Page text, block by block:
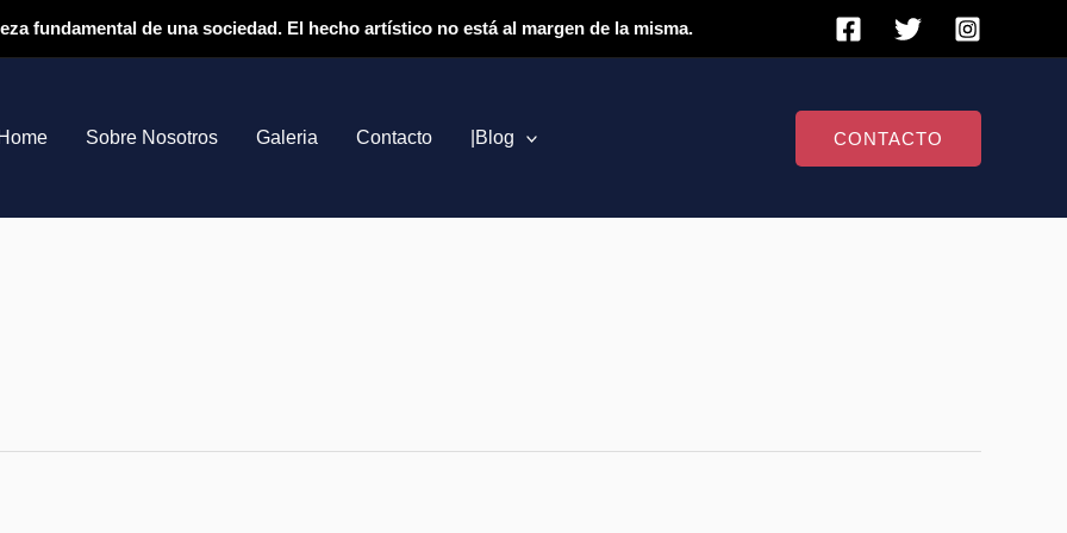
fundamental de una sociedad. El hecho artístico no está al margen de la misma.
Home Sobre Nosotros Galeria Contacto |Blog CONTACTO